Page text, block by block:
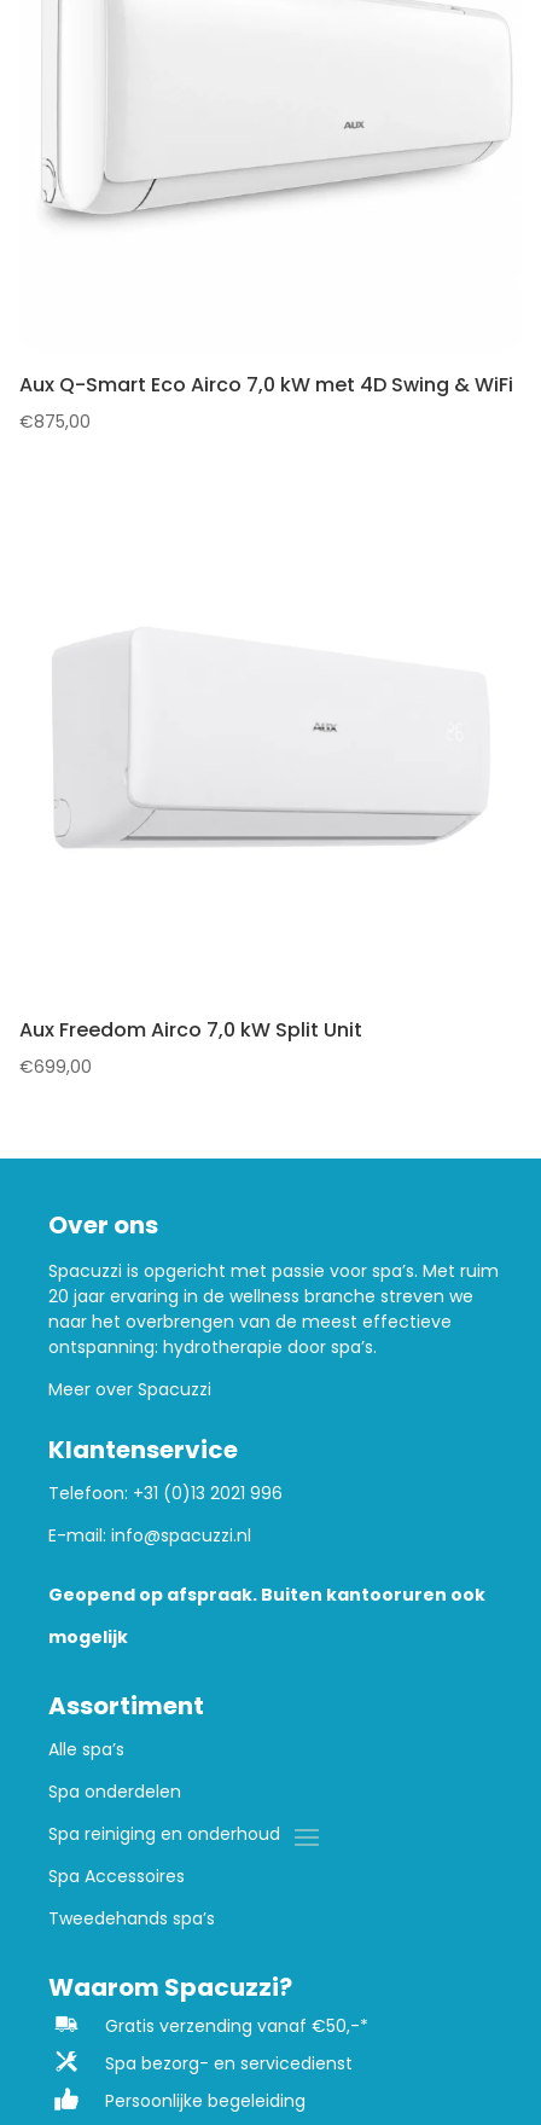
Aux Q-Smart Eco Airco 7,0 kW met 4D Swing & WiFi
€875,00
Aux Freedom Airco 7,0 kW Split Unit
€699,00
Over ons
Spacuzzi is opgericht met passie voor spa’s. Met ruim
20 jaar ervaring in de wellness branche streven we
naar het overbrengen van de meest effectieve
ontspanning: hydrotherapie door spa’s.
Meer over Spacuzzi
Klantenservice
Telefoon: +31 (0)13 2021 996
E-mail: info@spacuzzi.nl
Geopend op afspraak. Buiten kantooruren ook
mogelijk
Assortiment
Alle spa’s
Spa onderdelen
Spa reiniging en onderhoud
Spa Accessoires
Tweedehands spa’s
Waarom Spacuzzi?
Gratis verzending vanaf €50,-*
Spa bezorg- en servicedienst
Persoonlijke begeleiding